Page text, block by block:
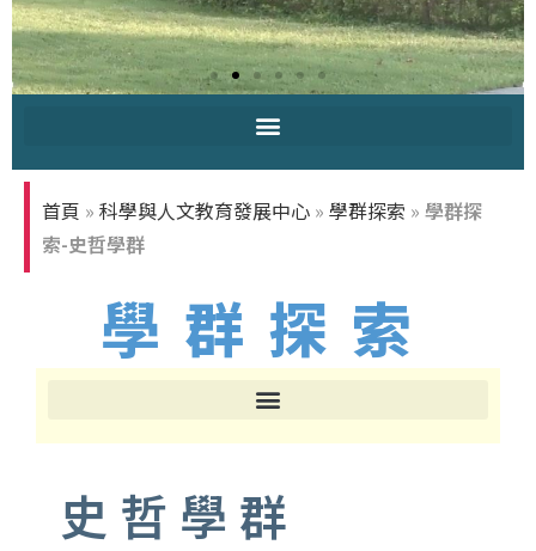
中原大學-你
知多少
首頁 » 科學與人文教育發展中心 » 學群探索 » 學群探
索-史哲學群
學群探索
史哲學群